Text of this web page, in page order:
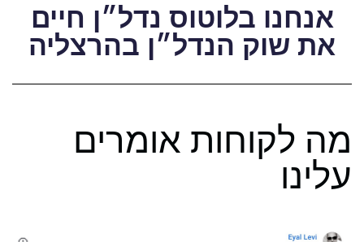
אנחנו בלוטוס נדל״ן חיים
את שוק הנדל״ן בהרצליה
מה לקוחות אומרים
עלינו